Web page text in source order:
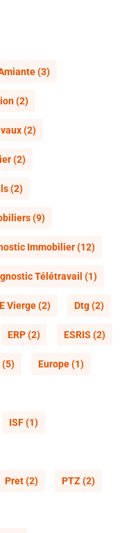
(3)
(2)
(2)
(2)
(2)
(9)
Immobilier(12)
Télétravail (1)
Vierge(2) Dtg(2)
ERP(2) ESRIS (2)
(5) Europe(1)
ISF(1)
Pret(2) PTZ (2)